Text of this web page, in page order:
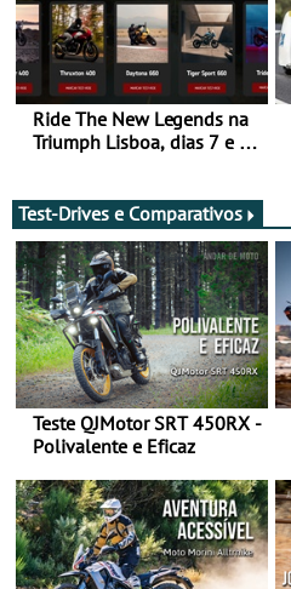
Ride The New Legends na
Triumph Lisboa, dias 7 e 8
Test-Drives e Comparativos
Teste QJMotor SRT 450RX -
Polivalente e Eficaz